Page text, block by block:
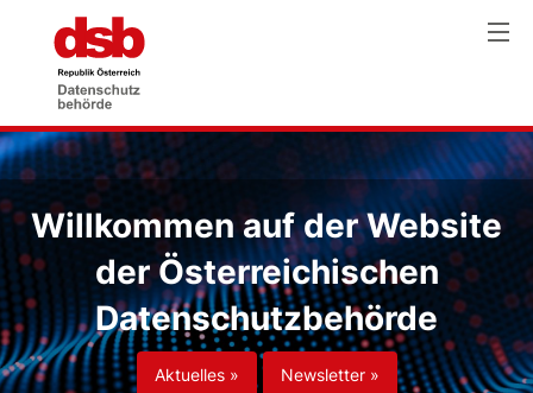
Willkommen auf der Website
der Österreichischen
Datenschutzbehörde
Aktuelles » Newsletter »